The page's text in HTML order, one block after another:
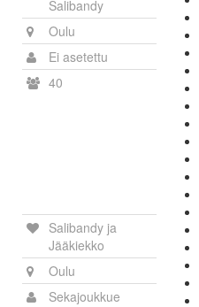
Salibandy
Oulu
Ei asetettu
40
Salibandy ja
Jääkiekko
Oulu
Sekajoukkue